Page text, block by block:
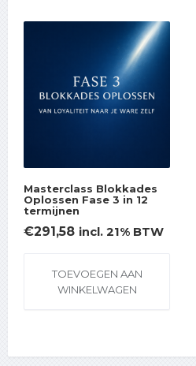
Masterclass Blokkades
Oplossen Fase 3 in 12
termijnen
€291,58 incl. 21% BTW
TOEVOEGEN AAN
WINKELWAGEN